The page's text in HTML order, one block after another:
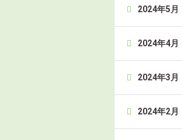
2024年5月
2024年4月
2024年3月
2024年2月